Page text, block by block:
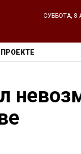
СУББОТА, 8
ПРОЕКТЕ